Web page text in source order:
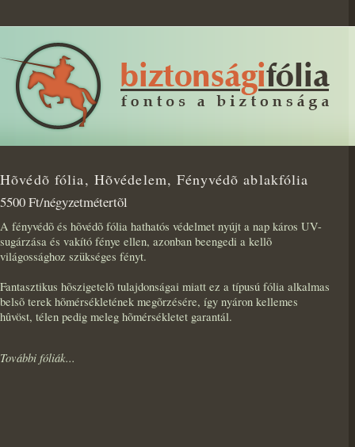
Hõvédõ fólia, Hõvédelem, Fényvédõ ablakfólia
5500 Ft/négyzetmétertõl
A fényvédõ és hõvédõ fólia hathatós védelmet nyújt a nap káros UV-
sugárzása és vakító fénye ellen, azonban beengedi a kellõ
világossághoz szükséges fényt.
Fantasztikus hõszigetelõ tulajdonságai miatt ez a típusú fólia alkalmas
belsõ terek hõmérsékletének megõrzésére, így nyáron kellemes
hûvöst, télen pedig meleg hõmérsékletet garantál.
További fóliák...